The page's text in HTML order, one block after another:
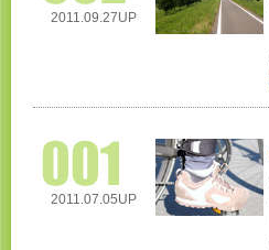
2011.09.27UP
2011.07.05UP